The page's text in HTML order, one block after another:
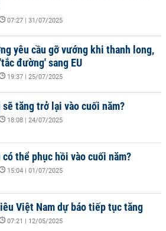
07:27 | 31/07/2025
yêu cầu gỡ vướng khi thanh long,
đường' sang EU
19:37 | 25/07/2025
tăng trở lại vào cuối năm?
18:08 | 24/07/2025
thể phục hồi vào cuối năm?
15:04 | 01/07/2025
Việt Nam dự báo tiếp tục tăng
07:21 | 12/05/2025